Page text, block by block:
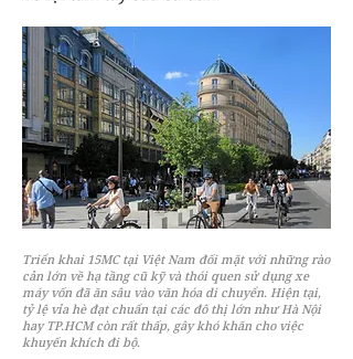
Triển khai 15MC tại Việt Nam đối mặt với những rào
cản lớn về hạ tầng cũ kỹ và thói quen sử dụng xe
máy vốn đã ăn sâu vào văn hóa di chuyển. Hiện tại,
tỷ lệ vỉa hè đạt chuẩn tại các đô thị lớn như Hà Nội
hay TP.HCM còn rất thấp, gây khó khăn cho việc
khuyến khích đi bộ.